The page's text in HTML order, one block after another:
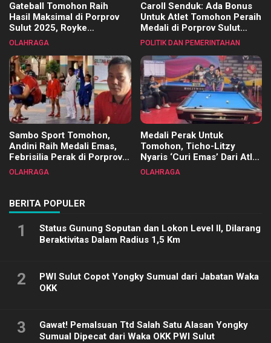
Gateball Tomohon Raih
Hasil Maksimal di Porprov
Sulut 2025, Royke
Tangkawarouw Ucapkan
OLAHRAGA
Caroll Senduk: Ada Bonus
Untuk Atlet Tomohon Peraih
Medali di Porprov Sulut
2025
POLITIK DAN PEMERINTAHAN
Sambo Sport Tomohon,
Andini Raih Medali Emas,
Febrisilia Perak di Porprov
Sulut 2025
OLAHRAGA
Medali Perak Untuk
Tomohon, Ticho-Litzy
Nyaris ‘Curi Emas’ Dari Atlet
Biliar PON di Porprov Sulut
OLAHRAGA
BERITA POPULER
1
Status Gunung Soputan dan Lokon Level II, Dilarang
Beraktivitas Dalam Radius 1,5 Km
2
PWI Sulut Copot Yongky Sumual dari Jabatan Waka
OKK
3
Gawat! Pemalsuan Ttd Salah Satu Alasan Yongky
Sumual Dipecat dari Waka OKK PWI Sulut